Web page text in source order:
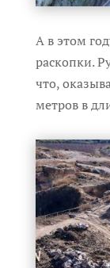
А в этом
раскопки.
что,
метров в